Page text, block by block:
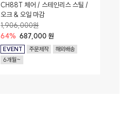
CH88T 체어 / 스테인리스 스틸 /
오크 & 오일 마감
1,906,000원
64% 687,000 원
EVENT 주문제작
해외배송
6개월~